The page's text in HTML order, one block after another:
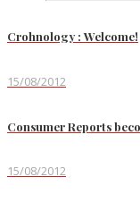
Crohnology : Welcome!
15/08/2012
Consumer Reports
15/08/2012